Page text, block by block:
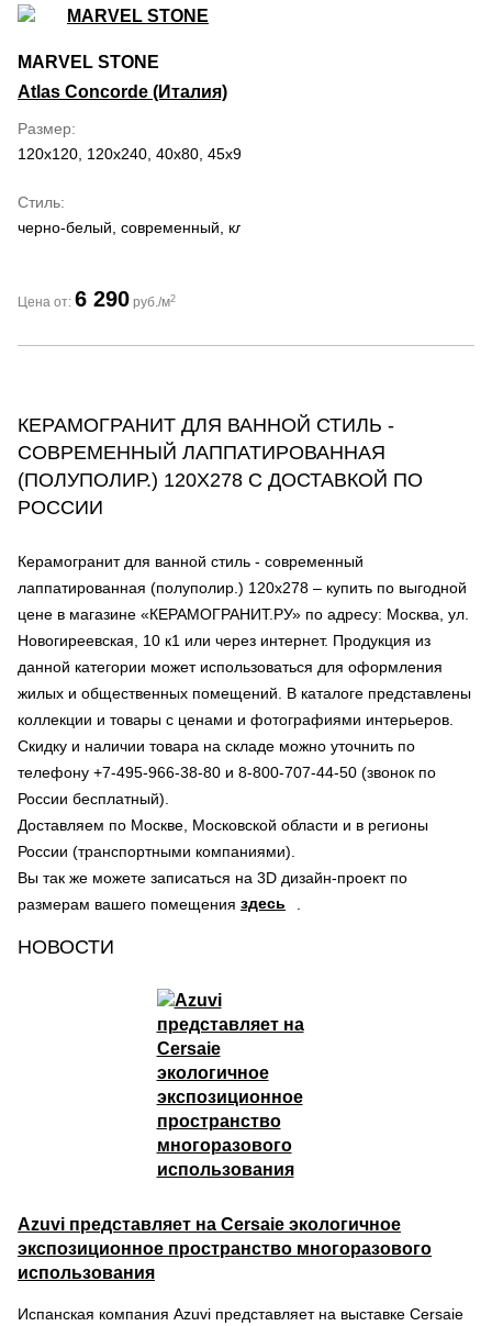
MARVEL STONE
Atlas Concorde (Италия)
Размер
120x120, 120x240, 40x80, 45x90, 50x120, 60x120, 60x60, 75x150,
Стиль
черно-белый, современный, классический, романтизм
Цена от: 6 290 руб./м2
КЕРАМОГРАНИТ ДЛЯ ВАННОЙ СТИЛЬ -
СОВРЕМЕННЫЙ ЛАППАТИРОВАННАЯ
(ПОЛУПОЛИР.) 120Х278 С ДОСТАВКОЙ ПО
РОССИИ
Керамогранит для ванной стиль - современный
лаппатированная (полуполир.) 120х278 – купить по выгодной
цене в магазине «КЕРАМОГРАНИТ.РУ» по адресу: Москва, ул.
Новогиреевская, 10 к1 или через интернет. Продукция из
данной категории может использоваться для оформления
жилых и общественных помещений. В каталоге представлены
коллекции и товары с ценами и фотографиями интерьеров.
Скидку и наличии товара на складе можно уточнить по
телефону +7-495-966-38-80 и 8-800-707-44-50 (звонок по
России бесплатный).
Доставляем по Москве, Московской области и в регионы
России (транспортными компаниями).
Вы так же можете записаться на 3D дизайн-проект по
размерам вашего помещения здесь
НОВОСТИ
Azuvi представляет на Cersaie экологичное
экспозиционное пространство многоразового
использования
Испанская компания Azuvi представляет на выставке Cersaie